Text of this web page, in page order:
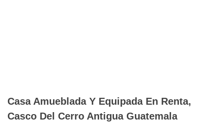
Casa Amueblada Y Equipada En Renta,
Casco Del Cerro Antigua Guatemala